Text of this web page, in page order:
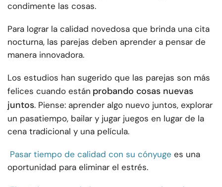
condimente las cosas.
Para lograr la calidad novedosa que brinda una cita
nocturna, las parejas deben aprender a pensar de
manera innovadora.
Los estudios han sugerido que las parejas son más
felices cuando están probando cosas nuevas
juntos. Piense: aprender algo nuevo juntos, explorar
un pasatiempo, bailar y jugar juegos en lugar de la
cena tradicional y una película.
Pasar tiempo de calidad con su cónyuge es una
oportunidad para eliminar el estrés.